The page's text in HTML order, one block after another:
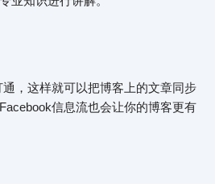
，这样就可以把博客上的文章同步
信息流也会让你的博客更有